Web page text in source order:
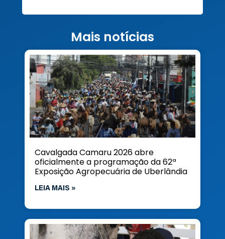
Mais notícias
Cavalgada Camaru 2026 abre
oficialmente a programação da 62ª
Exposição Agropecuária de Uberlândia
LEIA MAIS »